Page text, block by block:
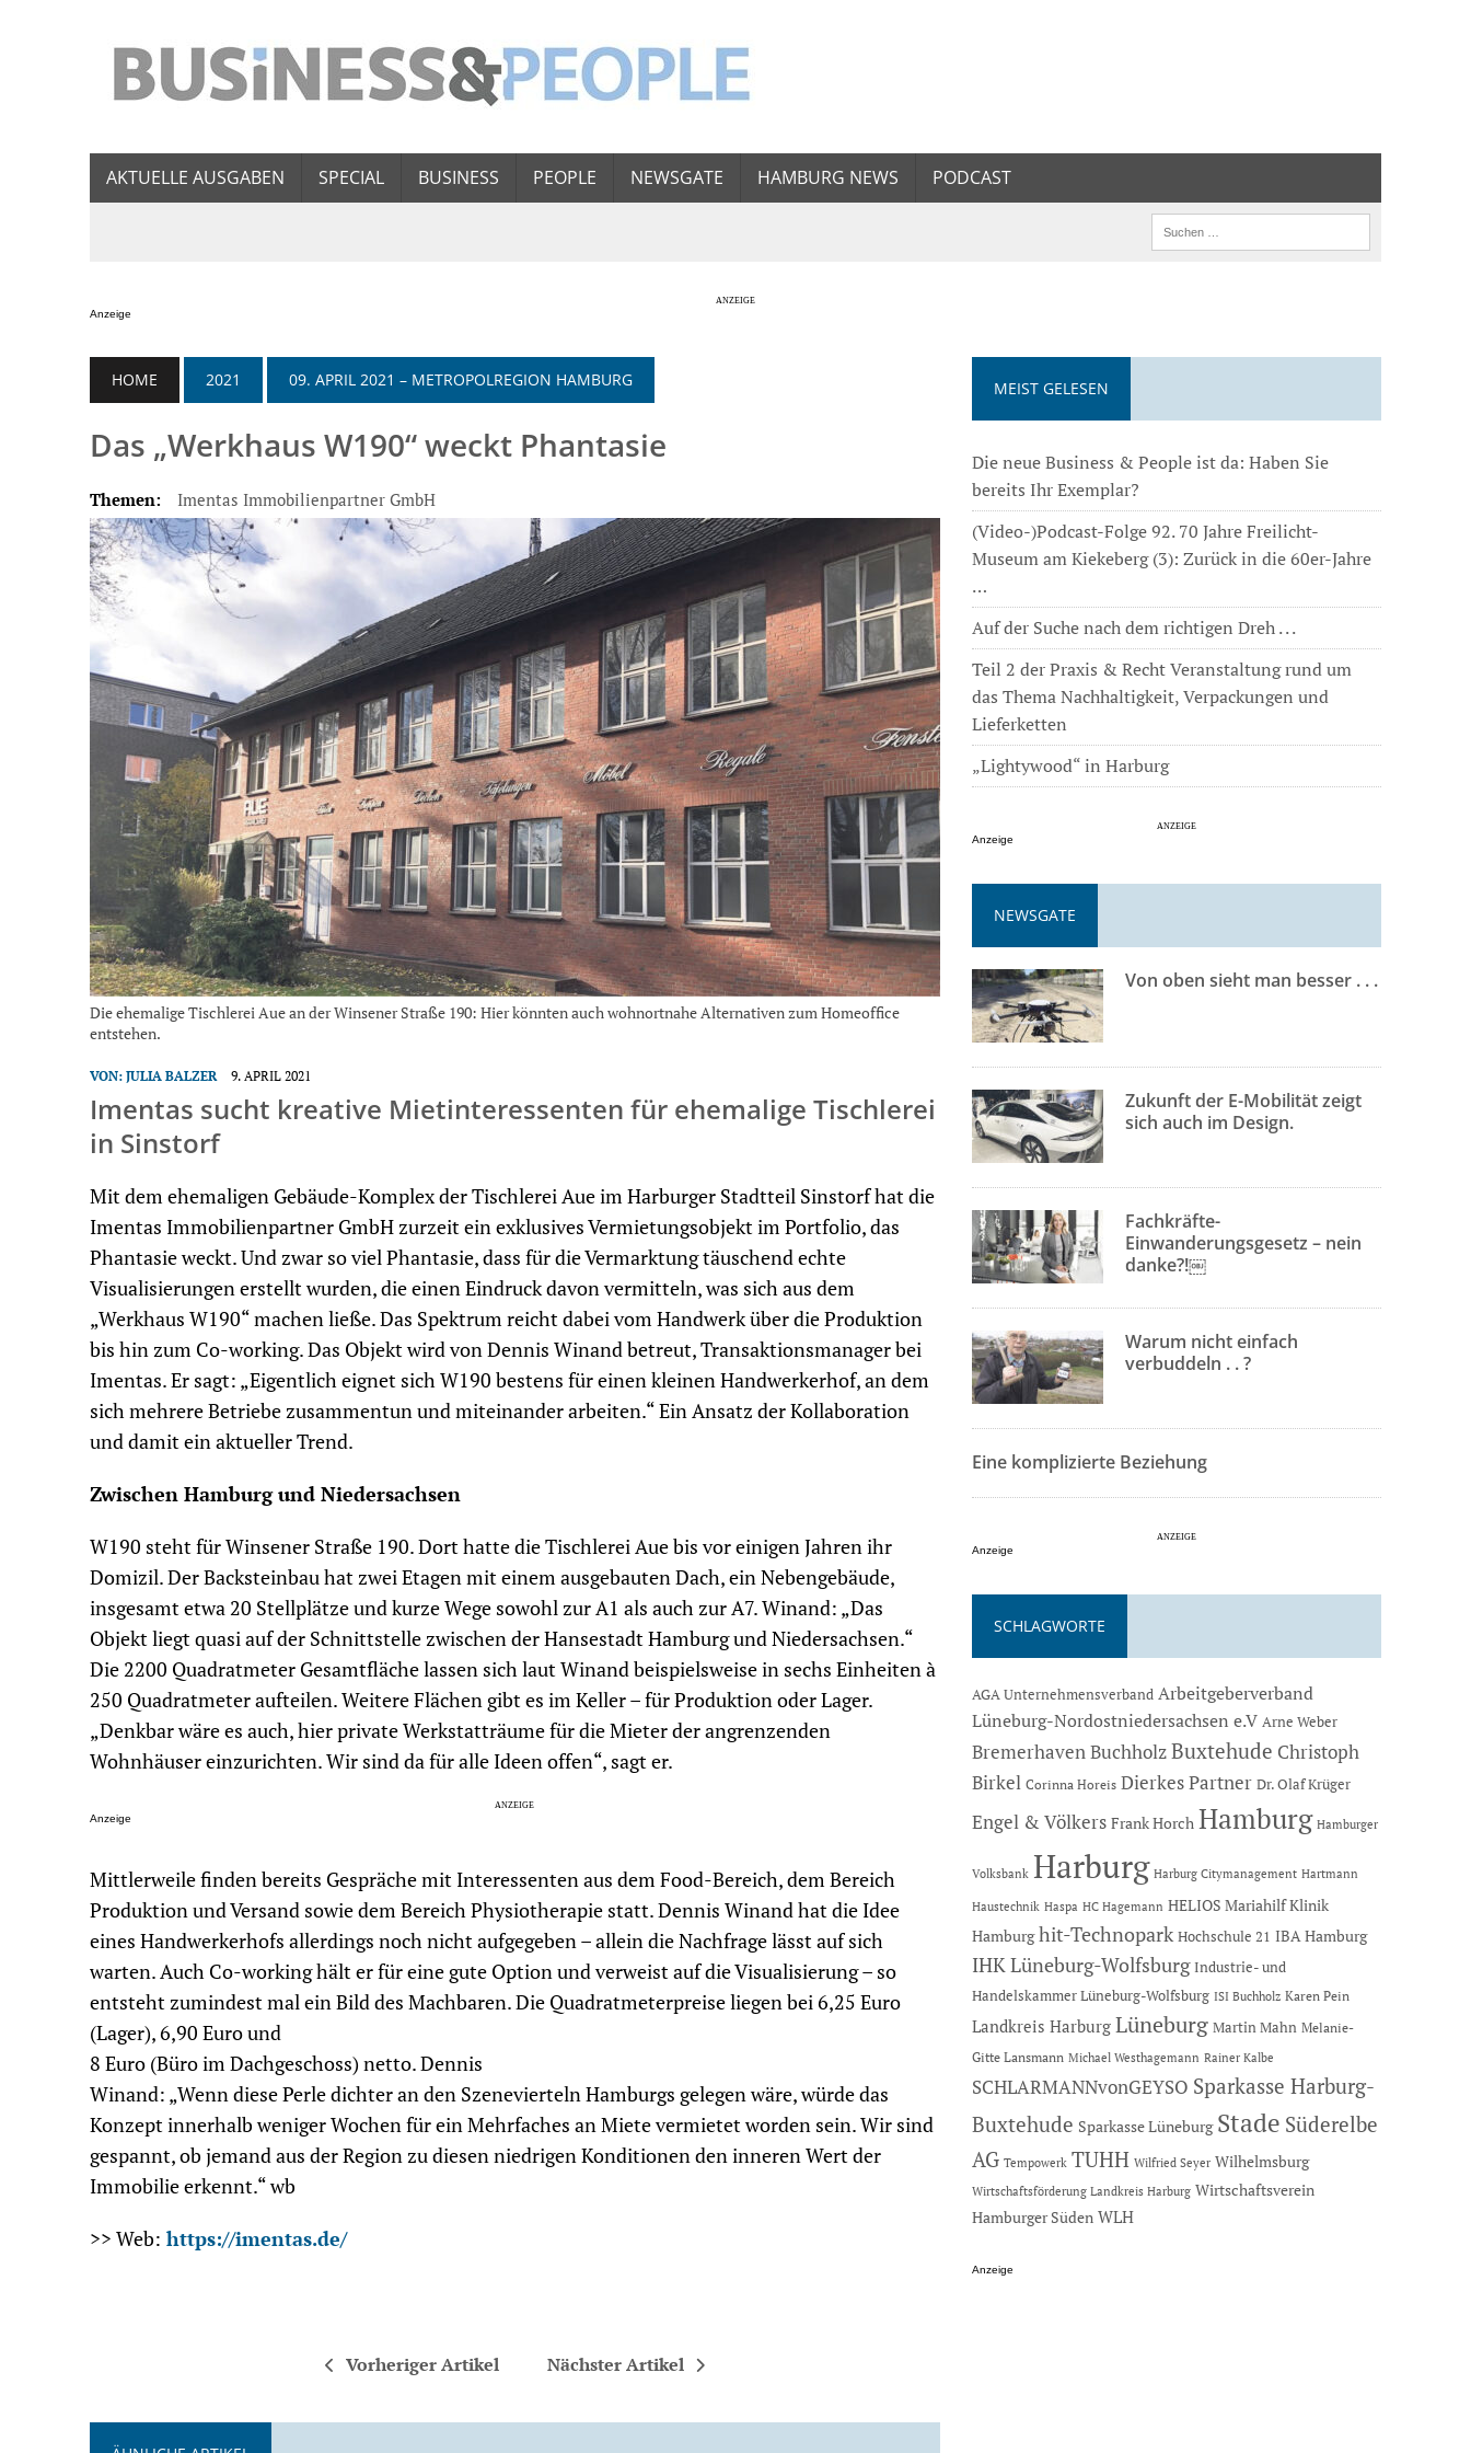
AKTUELLE AUSGABEN SPECIAL BUSINESS PEOPLE NEWSGATE HAMBURG NEWS PODCAST
Anzeige
HOME 2021 09. APRIL 2021 – METROPOLREGION HAMBURG
Das „Werkhaus W190“ weckt Phantasie
Themen: Imentas Immobilienpartner GmbH
Die ehemalige Tischlerei Aue an der Winsener Straße 190: Hier könnten auch wohnortnahe Alternativen zum Homeoffice
entstehen.
VON: JULIA BALZER 9. APRIL 2021
Imentas sucht kreative Mietinteressenten für ehemalige Tischlerei
in Sinstorf
Mit dem ehemaligen Gebäude-Komplex der Tischlerei Aue im Harburger Stadtteil Sinstorf hat die
Imentas Immobilienpartner GmbH zurzeit ein exklusives Vermietungsobjekt im Portfolio, das
Phantasie weckt. Und zwar so viel Phantasie, dass für die Vermarktung täuschend echte
Visualisierungen erstellt wurden, die einen Eindruck davon vermitteln, was sich aus dem
„Werkhaus W190“ machen ließe. Das Spektrum reicht dabei vom Handwerk über die Produktion
bis hin zum Co-working. Das Objekt wird von Dennis Winand betreut, Transaktionsmanager bei
Imentas. Er sagt: „Eigentlich eignet sich W190 bestens für einen kleinen Handwerkerhof, an dem
sich mehrere Betriebe zusammentun und miteinander arbeiten.“ Ein Ansatz der Kollaboration
und damit ein aktueller Trend.
Zwischen Hamburg und Niedersachsen
W190 steht für Winsener Straße 190. Dort hatte die Tischlerei Aue bis vor einigen Jahren ihr
Domizil. Der Backsteinbau hat zwei Etagen mit einem ausgebauten Dach, ein Nebengebäude,
insgesamt etwa 20 Stellplätze und kurze Wege sowohl zur A1 als auch zur A7. Winand: „Das
Objekt liegt quasi auf der Schnittstelle zwischen der Hansestadt Hamburg und Niedersachsen.“
Die 2200 Quadratmeter Gesamtfläche lassen sich laut Winand beispielsweise in sechs Einheiten à
250 Quadratmeter aufteilen. Weitere Flächen gibt es im Keller – für Produktion oder Lager.
„Denkbar wäre es auch, hier private Werkstatträume für die Mieter der angrenzenden
Wohnhäuser einzurichten. Wir sind da für alle Ideen offen“, sagt er.
Anzeige
Mittlerweile finden bereits Gespräche mit Interessenten aus dem Food-Bereich, dem Bereich
Produktion und Versand sowie dem Bereich Physiotherapie statt. Dennis Winand hat die Idee
eines Handwerkerhofs allerdings noch nicht aufgegeben – allein die Nachfrage lässt auf sich
warten. Auch Co-working hält er für eine gute Option und verweist auf die Visualisierung – so
entsteht zumindest mal ein Bild des Machbaren. Die Quadratmeterpreise liegen bei 6,25 Euro
(Lager), 6,90 Euro und
8 Euro (Büro im Dachgeschoss) netto. Dennis
Winand: „Wenn diese Perle dichter an den Szenevierteln Hamburgs gelegen wäre, würde das
Konzept innerhalb weniger Wochen für ein Mehrfaches an Miete vermietet worden sein. Wir sind
gespannt, ob jemand aus der Region zu diesen niedrigen Konditionen den inneren Wert der
Immobilie erkennt.“ wb
>> Web: https://imentas.de/
Vorheriger Artikel Nächster Artikel
MEIST GELESEN
Die neue Business & People ist da: Haben Sie
bereits Ihr Exemplar?
(Video-)Podcast-Folge 92. 70 Jahre Freilicht-
Museum am Kiekeberg (3): Zurück in die 60er-Jahre
…
Auf der Suche nach dem richtigen Dreh . . .
Teil 2 der Praxis & Recht Veranstaltung rund um
das Thema Nachhaltigkeit, Verpackungen und
Lieferketten
„Lightywood“ in Harburg
Anzeige
NEWSGATE
Von oben sieht man besser . . .
Zukunft der E-Mobilität zeigt
sich auch im Design.
Fachkräfte-
Einwanderungsgesetz – nein
danke?!￼
Warum nicht einfach
verbuddeln . . ?
Eine komplizierte Beziehung
Anzeige
SCHLAGWORTE
AGA Unternehmensverband Arbeitgeberverband
Lüneburg-Nordostniedersachsen e.V Arne Weber
BremerhavenBuchholzBuxtehude Christoph
Birkel Corinna Horeis Dierkes Partner Dr. Olaf Krüger
Engel & Völkers Frank Horch Hamburg Hamburger
Volksbank Harburg Harburg Citymanagement Hartmann
Haustechnik Haspa HC Hagemann HELIOS Mariahilf Klinik
Hamburg hit-Technopark Hochschule 21 IBA Hamburg
IHK Lüneburg-Wolfsburg Industrie- und
Handelskammer Lüneburg-Wolfsburg ISI Buchholz Karen Pein
Landkreis Harburg Lüneburg Martin Mahn Melanie-
Gitte Lansmann Michael Westhagemann Rainer Kalbe
SCHLARMANNvonGEYSO Sparkasse Harburg-
Buxtehude Sparkasse Lüneburg Stade Süderelbe
AG Tempowerk TUHH Wilfried Seyer Wilhelmsburg
Wirtschaftsförderung Landkreis Harburg Wirtschaftsverein
Hamburger Süden WLH
Anzeige